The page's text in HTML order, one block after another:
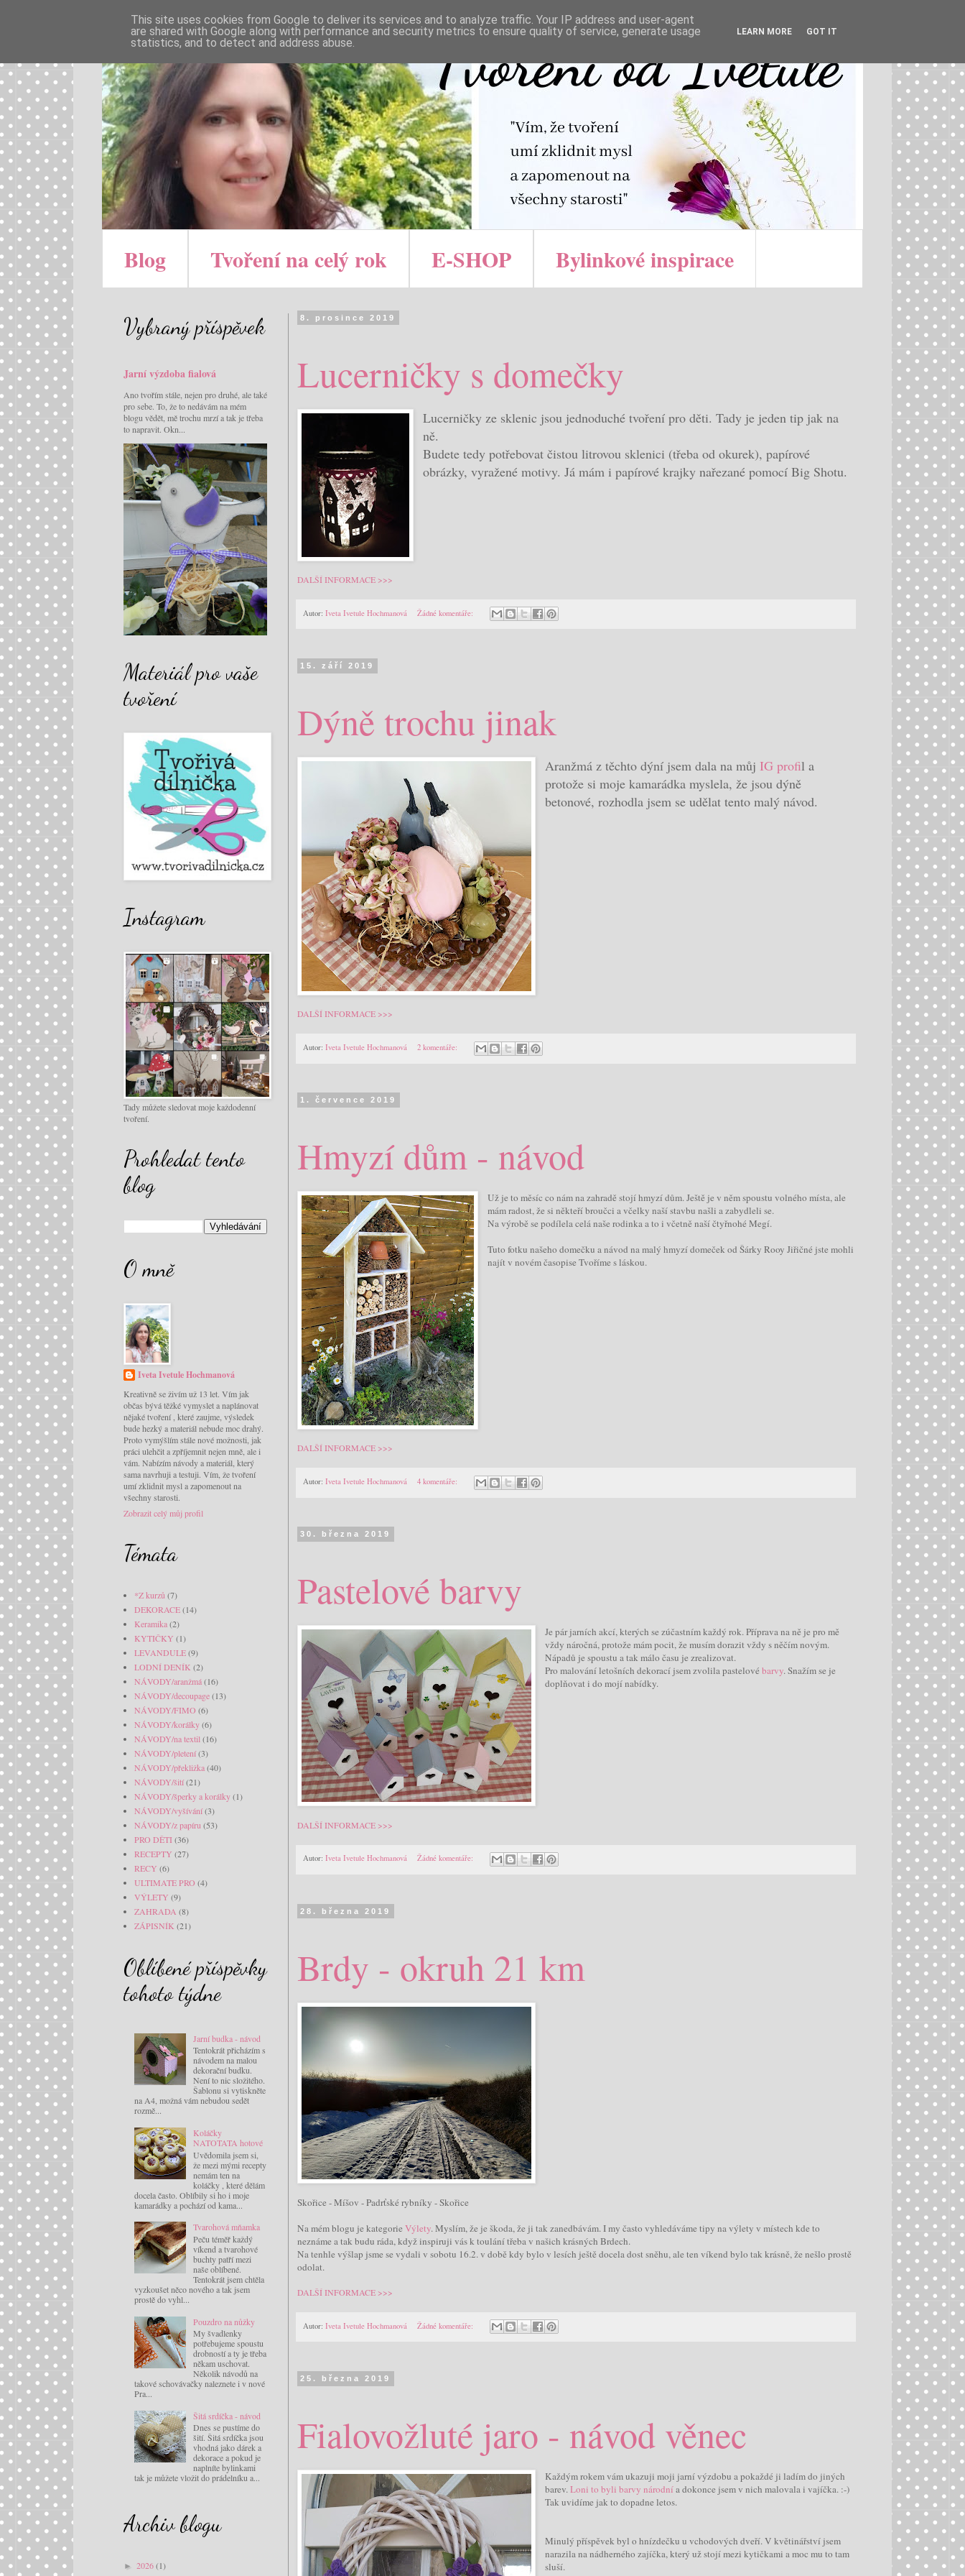
Blog Tvoření na celý rok E-SHOP Bylinkové inspirace
8. prosince 2019
Lucerničky s domečky
Lucerničky ze sklenic jsou jednoduché tvoření pro děti. Tady je jeden tip jak na
ně.
Budete tedy potřebovat čistou litrovou sklenici (třeba od okurek), papírové
obrázky, vyražené motivy. Já mám i papírové krajky nařezané pomocí Big Shotu.
DALŠÍ INFORMACE >>>
Autor: Iveta Ivetule Hochmanová Žádné komentáře:
15. září 2019
Dýně trochu jinak
Aranžmá z těchto dýní jsem dala na můjIG profil a
protože si moje kamarádka myslela, že jsou dýně
betonové, rozhodla jsem se udělat tento malý návod.
DALŠÍ INFORMACE >>>
Autor: Iveta Ivetule Hochmanová 2 komentáře:
1. července 2019
Hmyzí dům - návod
Už je to měsíc co nám na zahradě stojí hmyzí dům. Ještě je v něm spoustu volného místa, ale
mám radost, že si někteří broučci a včelky naší stavbu našli a zabydleli se.
Na výrobě se podílela celá naše rodinka a to i včetně naší čtyřnohé Megí.
Tuto fotku našeho domečku a návod na malý hmyzí domeček od Šárky Rooy Jiřičné jste mohli
najít v novém časopise Tvoříme s láskou.
DALŠÍ INFORMACE >>>
Autor: Iveta Ivetule Hochmanová 4 komentáře:
30. března 2019
Pastelové barvy
Je pár jarních akcí, kterých se zúčastním každý rok. Příprava na ně je pro mě
vždy náročná, protože mám pocit, že musím dorazit vždy s něčím novým.
Nápadů je spoustu a tak málo času je zrealizovat.
Pro malování letošních dekorací jsem zvolila pastelovébarvy. Snažím se je
doplňovat i do mojí nabídky.
DALŠÍ INFORMACE >>>
Autor: Iveta Ivetule Hochmanová Žádné komentáře:
28. března 2019
Brdy - okruh 21 km
Skořice - Míšov - Padrťské rybníky - Skořice
Na mém blogu je kategorie Výlety. Myslím, že je škoda, že ji tak zanedbávám. I my často vyhledáváme tipy na výlety v místech kde to
neznáme a tak budu ráda, když inspiruji vás k toulání třeba v našich krásných Brdech.
Na tenhle výšlap jsme se vydali v sobotu 16.2. v době kdy bylo v lesích ještě docela dost sněhu, ale ten víkend bylo tak krásně, že nešlo prostě
odolat.
DALŠÍ INFORMACE >>>
Autor: Iveta Ivetule Hochmanová Žádné komentáře:
25. března 2019
Fialovožluté jaro - návod věnec
Každým rokem vám ukazuji moji jarní výzdobu a pokaždé ji ladím do jiných
barev.Loni to byli barvy národnía dokonce jsem v nich malovala i vajíčka. :-)
Tak uvidíme jak to dopadne letos.
Minulý příspěvek byl o hnízdečku u vchodových dveří. V květinářství jsem
narazila na nádherného zajíčka, který už stojí mezi kytičkami a moc mu to tam
sluší.
Vybraný příspěvek
Jarní výzdoba fialová
Ano tvořím stále, nejen pro druhé, ale také
pro sebe. To, že to nedávám na mém
blogu vědět, mě trochu mrzí a tak je třeba
to napravit. Okn...
Materiál pro vaše
tvoření
Instagram
Tady můžete sledovat moje každodenní
tvoření.
Prohledat tento
blog
O mně
Iveta Ivetule Hochmanová
Kreativně se živím už 13 let. Vím jak
občas bývá těžké vymyslet a naplánovat
nějaké tvoření , které zaujme, výsledek
bude hezký a materiál nebude moc drahý.
Proto vymýšlím stále nové možnosti, jak
práci ulehčit a zpříjemnit nejen mně, ale i
vám. Nabízím návody a materiál, který
sama navrhuji a testuji. Vím, že tvoření
umí zklidnit mysl a zapomenout na
všechny starosti.
Zobrazit celý můj profil
Témata
*Z kurzů (7)
DEKORACE(14)
Keramika(2)
KYTIČKY (1)
LEVANDULE(9)
LODNÍ DENÍK (2)
NÁVODY/aranžmá(16)
NÁVODY/decoupage(13)
NÁVODY/FIMO (6)
NÁVODY/korálky(6)
NÁVODY/na textil (16)
NÁVODY/pletení(3)
NÁVODY/překližka(40)
NÁVODY/šití(21)
NÁVODY/šperky a korálky(1)
NÁVODY/vyšívání(3)
NÁVODY/z papíru (53)
PRO DĚTI(36)
RECEPTY (27)
RECY (6)
ULTIMATE PRO (4)
VÝLETY (9)
ZAHRADA (8)
ZÁPISNÍK (21)
Oblíbené příspěvky
tohoto týdne
Jarní budka - návod
Tentokrát přicházím s
návodem na malou
dekorační budku.
Není to nic složitého.
Šablonu si vytiskněte
na A4, možná vám nebudou sedět
rozmě...
Koláčky
NATOTATA hotové
Uvědomila jsem si,
že mezi mými recepty
nemám ten na
koláčky , které dělám
docela často. Oblíbily si ho i moje
kamarádky a pochází od kama...
Tvarohová mňamka
Peču téměř každý
víkend a tvarohové
buchty patří mezi
naše oblíbené.
Tentokrát jsem chtěla
vyzkoušet něco nového a tak jsem
prostě do vyhl...
Pouzdro na nůžky
My švadlenky
potřebujeme spoustu
drobností a ty je třeba
někam uschovat.
Několik návodů na
takové schovávačky naleznete i v nové
Pra...
Šitá srdíčka - návod
Dnes se pustíme do
šití. Šitá srdíčka jsou
vhodná jako dárek a
dekorace a pokud je
naplníte bylinkami
tak je můžete vložit do prádelníku a...
Archiv blogu
► 2026(1)
This site uses cookies from Google to deliver its services and to analyze traffic. Your IP address and user-agent
are shared with Google along with performance and security metrics to ensure quality of service, generate usage
statistics, and to detect and address abuse.
LEARN MORE GOT IT